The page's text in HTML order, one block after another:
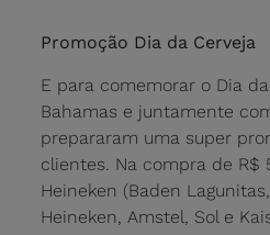
Promoção Dia da Cerveja
E para comemorar o Dia
Bahamas e juntamente
prepararam uma super
clientes. Na compra de R$
Heineken (Baden
Heineken, Amstel, Sol e